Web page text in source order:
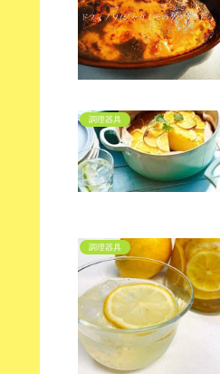
調理器具
調理器具